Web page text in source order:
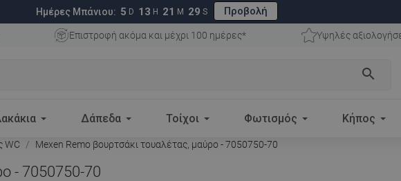
Ημέρες Μπάνιου: 5 D 13 H 21 M 28 S Προβολή
Επιστροφή ακόμα και μέχρι 100 ημέρες* Υψηλές
search
Δάπεδα Τοίχοι Φωτισμός Κήπος
WC Mexen Remo βουρτσάκι τουαλέτας, μαύρο - 7050750-70
- 7050750-70